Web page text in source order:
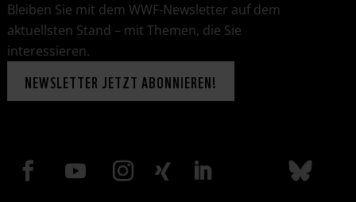
Bleiben Sie mit dem WWF-Newsletter auf dem
aktuellsten Stand – mit Themen, die Sie
interessieren.
NEWSLETTER JETZT ABONNIEREN!